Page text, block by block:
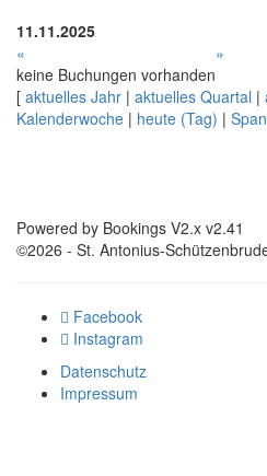
11.11.2025
«
»
keine Buchungen vorhanden
[ aktuelles Jahr | aktuelles Quartal |
Kalenderwoche | heute (Tag) |
Powered by Bookings V2.x v2.41
©2026 - St. Antonius-
Facebook
Instagram
Datenschutz
Impressum